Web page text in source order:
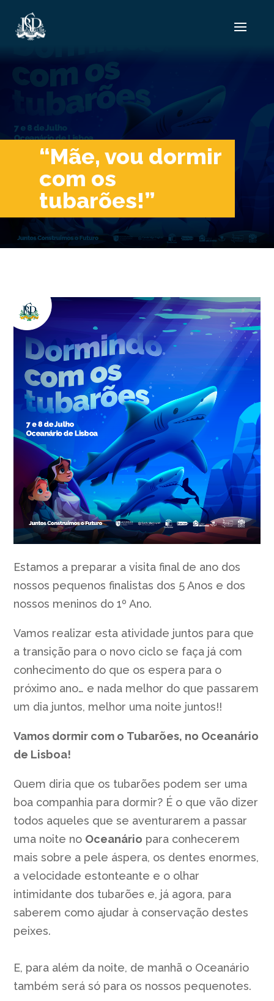
“Mãe, vou dormir
com os
tubarões!”
Estamos a preparar a visita final de ano dos
nossos pequenos finalistas dos 5 Anos e dos
nossos meninos do 1º Ano.
Vamos realizar esta atividade juntos para que
a transição para o novo ciclo se faça já com
conhecimento do que os espera para o
próximo ano… e nada melhor do que passarem
um dia juntos, melhor uma noite juntos!!
Vamos dormir com o Tubarões, no Oceanário
de Lisboa!
Quem diria que os tubarões podem ser uma
boa companhia para dormir? É o que vão dizer
todos aqueles que se aventurarem a passar
uma noite no Oceanário para conhecerem
mais sobre a pele áspera, os dentes enormes,
a velocidade estonteante e o olhar
intimidante dos tubarões e, já agora, para
saberem como ajudar à conservação destes
peixes.
E, para além da noite, de manhã o Oceanário
também será só para os nossos pequenotes.